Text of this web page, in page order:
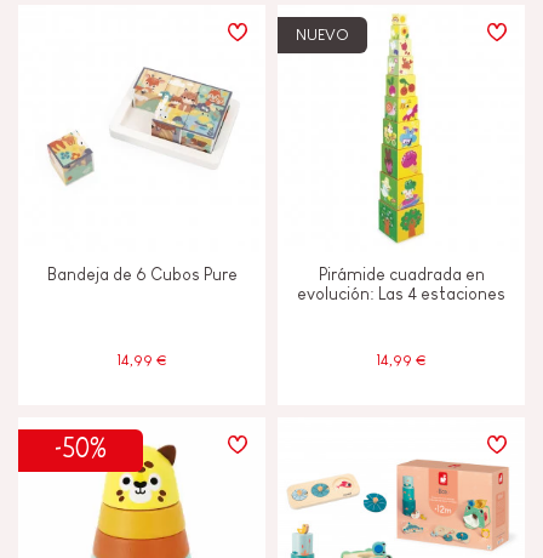
Bandeja de 6 Cubos Pure
14,99 €
NUEVO
Pirámide cuadrada en
evolución: Las 4 estaciones
14,99 €
-50%